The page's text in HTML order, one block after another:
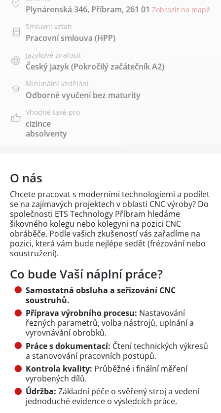
Plynárenská 346, Příbram, 261 01 Zobrazit na mapě
Smluvní vztah
Pracovní smlouva (HPP)
Jazykové znalosti
Český jazyk(Pokročilý začátečník A2)
Minimální vzdělání
Odborné vyučení bez maturity
Vhodné také pro
cizince
absolventy
O nás
Chcete pracovat s moderními technologiemi a podílet
se na zajímavých projektech v oblasti CNC výroby? Do
společnosti ETS Technology Příbram hledáme
šikovného kolegu nebo kolegyni na pozici CNC
obráběče. Podle vašich zkušeností vás zařadíme na
pozici, která vám bude nejlépe sedět (frézování nebo
soustružení).
Co bude Vaší náplní práce?
Samostatná obsluha a seřizování CNC
soustruhů.
Příprava výrobního procesu: Nastavování
řezných parametrů, volba nástrojů, upínání a
vyrovnávání obrobků.
Práce s dokumentací: Čtení technických výkresů
a stanovování pracovních postupů.
Kontrola kvality: Průběžné i finální měření
vyrobených dílů.
Údržba: Základní péče o svěřený stroj a vedení
jednoduché evidence o výsledcích práce.